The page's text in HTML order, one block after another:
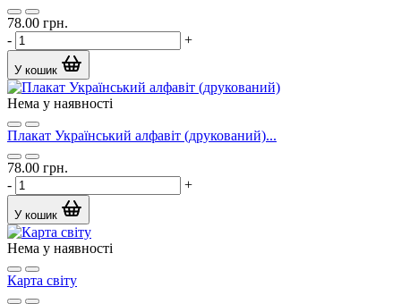
78.00 грн.
-
+
У кошик
Нема у наявності
Плакат Український алфавіт (друкований)...
78.00 грн.
-
+
У кошик
Нема у наявності
Карта світу